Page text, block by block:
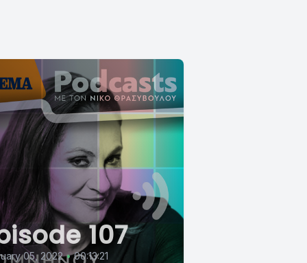
107
05, 2022 • 00:13:21